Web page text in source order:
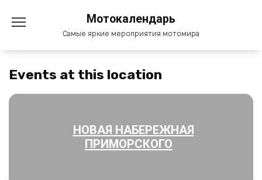
содержанию
Мотокалендарь
Самые яркие мероприятия мотомира
Events at this location
НОВАЯ НАБЕРЕЖНАЯ
ПРИМОРСКОГО